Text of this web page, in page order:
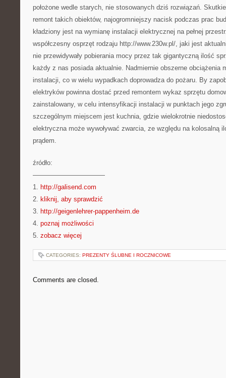
położone wedle starych, nie stosowanych dziś rozwiązań.
remont takich obiektów, najogromniejszy nacisk podczas prac
kładziony jest na wymianę instalacji elektrycznej na pełnej
współczesny osprzęt rodzaju http://www.230w.pl/, jaki jest
nie przewidywały pobierania mocy przez tak gigantyczną ilość
każdy z nas posiada aktualnie. Nadmiernie obszerne obciążenia
instalacji, co w wielu wypadkach doprowadza do pożaru. By
elektryków powinna dostać przed remontem wykaz sprzętu
zainstalowany, w celu intensyfikacji instalacji w punktach jego
szczególnym miejscem jest kuchnia, gdzie wielokrotnie
elektryczna może wywoływać zwarcia, ze względu na kolosalną
prądem.
źródło:
———————————
1. http://galisend.com
2. kliknij, aby sprawdzić
3. http://geigenlehrer-pappenheim.de
4. poznaj możliwości
5. zobacz więcej
CATEGORIES: PREZENTY ŚLUBNE I ROCZNICOWE
Comments are closed.